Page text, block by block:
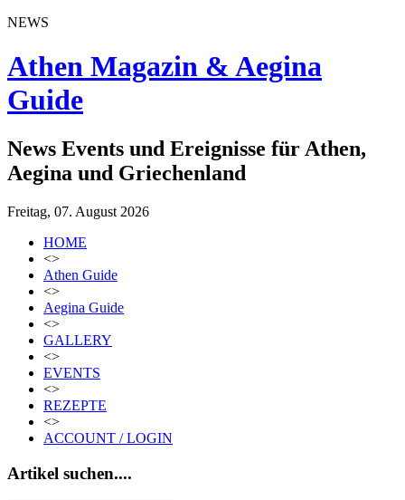
NEWS
Athen Magazin & Aegina
Guide
News Events und Ereignisse für Athen,
Aegina und Griechenland
Freitag, 07. August 2026
HOME
<>
Athen Guide
<>
Aegina Guide
<>
GALLERY
<>
EVENTS
<>
REZEPTE
<>
ACCOUNT / LOGIN
Artikel suchen....